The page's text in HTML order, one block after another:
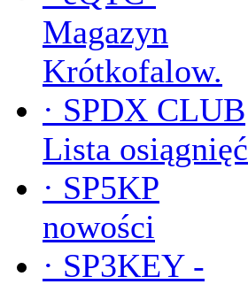
Magazyn
Krótkofalow.
· SPDX CLUB
Lista osiągnięć
· SP5KP
nowości
· SP3KEY -